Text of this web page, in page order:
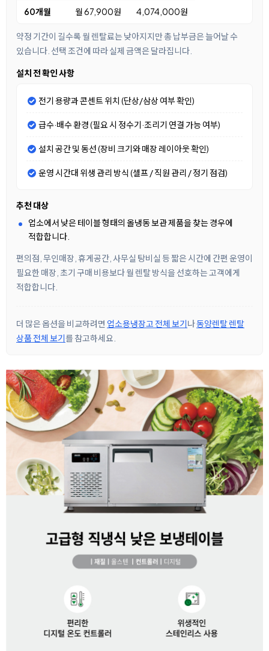
60개월 월 67,900원 4,074,000원
약정 기간이 길수록 월 렌탈료는 낮아지지만 총 납부금은 늘어날 수
있습니다. 선택 조건에 따라 실제 금액은 달라집니다.
설치 전 확인 사항
전기 용량과 콘센트 위치 (단상/삼상 여부 확인)
급수·배수 환경 (필요 시 정수기·조리기 연결 가능 여부)
설치 공간 및 동선 (장비 크기와 매장 레이아웃 확인)
운영 시간대 위생 관리 방식 (셀프 / 직원 관리 / 정기 점검)
추천 대상
업소에서 낮은 테이블 형태의 올냉동 보관 제품을 찾는 경우에
적합합니다.
편의점, 무인매장, 휴게공간, 사무실 탕비실 등 짧은 시간에 간편 운영이
필요한 매장, 초기 구매 비용보다 월 렌탈 방식을 선호하는 고객에게
적합합니다.
더 많은 옵션을 비교하려면 업소용냉장고 전체 보기나동양렌탈 렌탈
상품 전체 보기를 참고하세요.